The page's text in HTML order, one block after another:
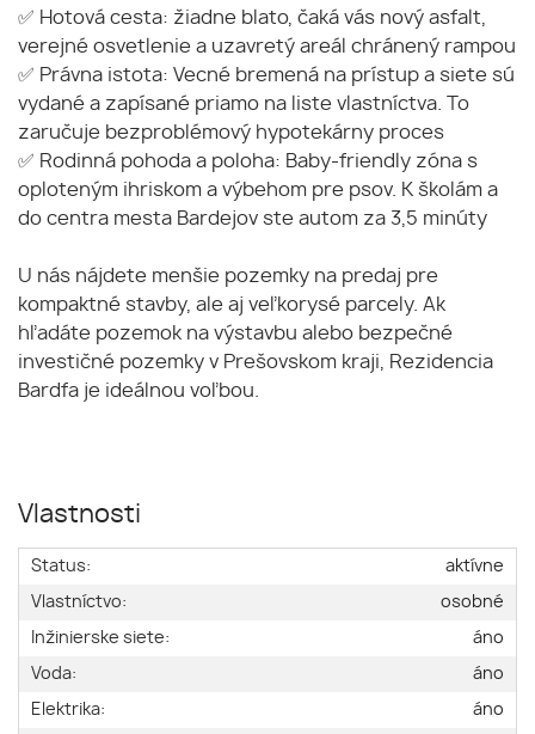
✅ Hotová cesta: žiadne blato, čaká vás nový asfalt,
verejné osvetlenie a uzavretý areál chránený rampou
✅ Právna istota: Vecné bremená na prístup a siete sú
vydané a zapísané priamo na liste vlastníctva. To
zaručuje bezproblémový hypotekárny proces
✅ Rodinná pohoda a poloha: Baby-friendly zóna s
oploteným ihriskom a výbehom pre psov. K školám a
do centra mesta Bardejov ste autom za 3,5 minúty
U nás nájdete menšie pozemky na predaj pre
kompaktné stavby, ale aj veľkorysé parcely. Ak
hľadáte pozemok na výstavbu alebo bezpečné
investičné pozemky v Prešovskom kraji, Rezidencia
Bardfa je ideálnou voľbou.
Vlastnosti
Status:
aktívne
Vlastníctvo:
osobné
Inžinierske siete:
áno
Voda:
áno
Elektrika:
áno